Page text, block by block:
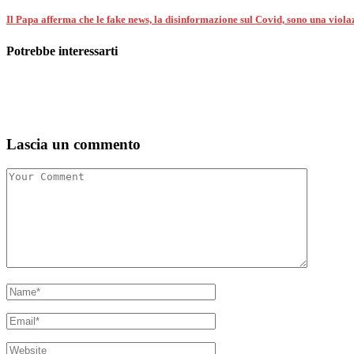
Il Papa afferma che le fake news, la disinformazione sul Covid, sono una
Potrebbe interessarti
Lascia un commento